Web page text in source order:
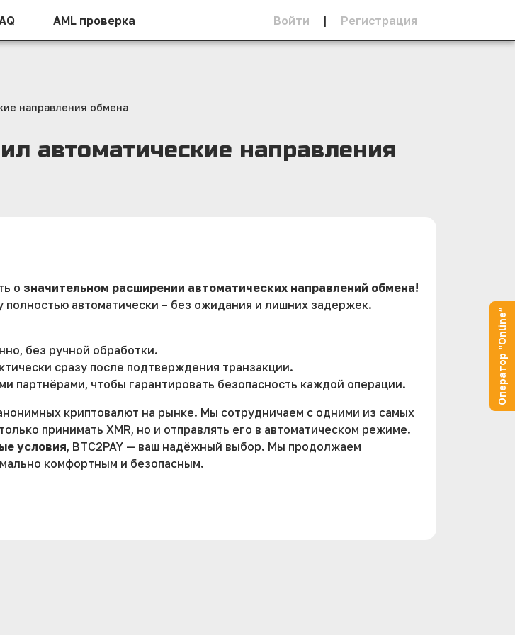
AML проверка Войти | Регистрация
направления обмена
автоматические направления
о значительном расширении автоматических направлений обмена!
автоматически – без ожидания и лишних задержек.
без ручной обработки.
сразу после подтверждения транзакции.
партнёрами, чтобы гарантировать безопасность каждой операции.
криптовалют на рынке. Мы сотрудничаем с одними из самых
принимать XMR, но и отправлять его в автоматическом режиме.
условия, BTC2PAY — ваш надёжный выбор. Мы продолжаем
комфортным и безопасным.
Оператор “Online”